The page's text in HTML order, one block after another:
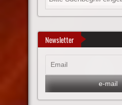
Newsletter